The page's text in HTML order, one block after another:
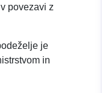
povezavi z
je
in